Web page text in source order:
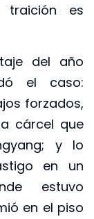
traición es
del año
el caso:
forzados,
cárcel que
y lo
en un
estuvo
en el piso